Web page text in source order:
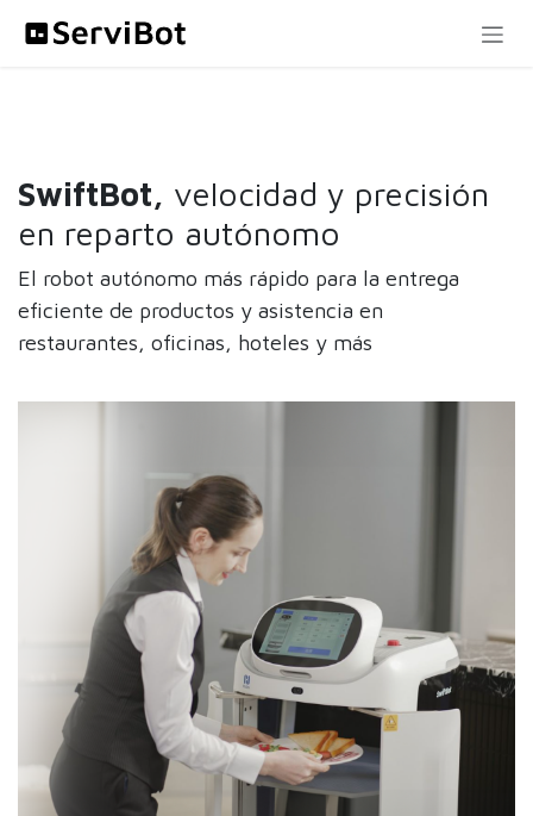
SwiftBot, velocidad y precisión
en reparto autónomo
El robot autónomo más rápido para la entrega
eficiente de productos y asistencia en
restaurantes, oficinas, hoteles y más